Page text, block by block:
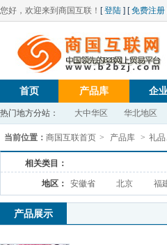
您好，欢迎来到商国互联！ [登陆 ] [免费注册
首页 产品库 企
热门地方分站： 大中华区 华北地区
当前位置： 商国互联首页 > 产品库 > 礼
相关类目：
地区： 安徽省 北京 福
产品展示